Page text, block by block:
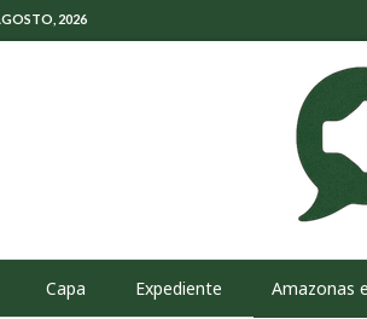
2026
Capa Expediente Amazonas